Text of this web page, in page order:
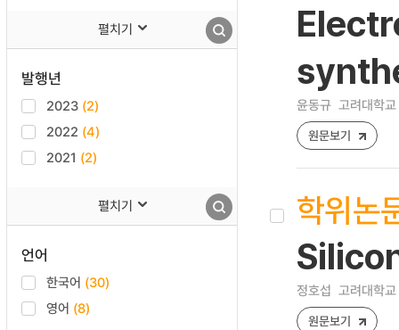
펼치기
발행년
2023 (2)
2022 (4)
2021 (2)
펼치기
언어
한국어 (30)
영어 (8)
윤동규 고려대학
원문보기
학위논
정호섭 고려대학
원문보기